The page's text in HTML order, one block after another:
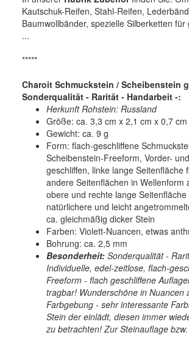
Kautschuk-Reifen, Stahl-Reifen,
Baumwollbänder, spezielle Silberketten
...
*****
Charoit Schmuckstein / Scheibenstein
Sonderqualität - Rarität - Handarbeit -:
Herkunft Rohstein: Russland
Größe: ca. 3,3 cm x 2,1 cm x 0,7 cm
Gewicht: ca. 9 g
Form: flach-geschliffene
Scheibenstein-Freeform, Vorder-
geschliffen, linke lange Seitenfläche
andere Seitenflächen in Wellenform
obere und rechte lange
natürlichere und leicht
ca. gleichmäßig dicker Stein
Farben: Violett-Nuancen, etwas
Bohrung: ca. 2,5 mm
Besonderheit: Sonderqualität -
Individuelle, edel-zeitlose, flach-
Freeform - flach geschliffene
tragbar! Wunderschöne in Nuancen
Farbgebung - sehr interessante
Stein der einlädt, diesen immer
zu betrachten! Zur Steinauflage